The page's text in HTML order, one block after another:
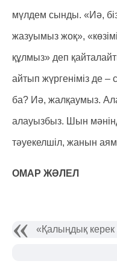
мүлдем сынды. «Иә, біз
жазуымыз жоқ»,
құлмыз» деп
айтып жүргеніміз де
ба? Иә, жалқаумыз.
алауызбыз. Шын
тәуекелшіл, жанын
ОМАР ЖӘЛЕЛ
«Қалыңдық